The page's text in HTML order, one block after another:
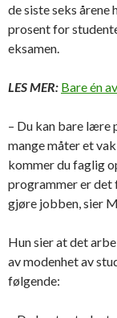
de siste seks
prosent for
eksamen.
LES MER: Bare én
– Du kan bare lære
mange måter et
kommer du faglig
programmer er
gjøre jobben, sier
Hun sier at det
av modenhet av
følgende: